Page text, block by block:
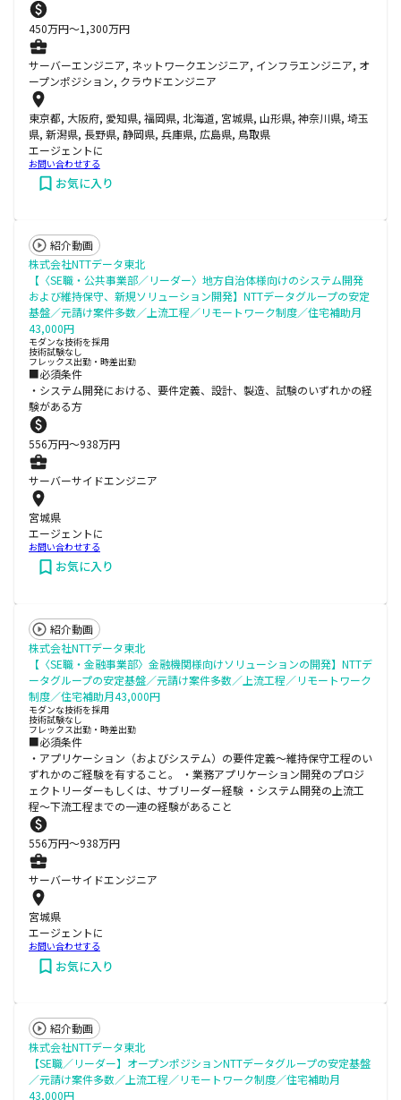
450万円〜1,300万円
サーバーエンジニア, ネットワークエンジニア, インフラエンジニア, オ
ープンポジション, クラウドエンジニア
東京都, 大阪府, 愛知県, 福岡県, 北海道, 宮城県, 山形県, 神奈川県, 埼玉
県, 新潟県, 長野県, 静岡県, 兵庫県, 広島県, 鳥取県
エージェントに
お問い合わせする
お気に入り
紹介動画
株式会社NTTデータ東北
【〈SE職・公共事業部／リーダー〉地方自治体様向けのシステム開発
および維持保守、新規ソリューション開発】NTTデータグループの安定
基盤／元請け案件多数／上流工程／リモートワーク制度／住宅補助月
43,000円
モダンな技術を採用
技術試験なし
フレックス出勤・時差出勤
■必須条件
・システム開発における、要件定義、設計、製造、試験のいずれかの経
験がある方
556万円〜938万円
サーバーサイドエンジニア
宮城県
エージェントに
お問い合わせする
お気に入り
紹介動画
株式会社NTTデータ東北
【〈SE職・金融事業部〉金融機関様向けソリューションの開発】NTTデ
ータグループの安定基盤／元請け案件多数／上流工程／リモートワーク
制度／住宅補助月43,000円
モダンな技術を採用
技術試験なし
フレックス出勤・時差出勤
■必須条件
・アプリケーション（およびシステム）の要件定義～維持保守工程のい
ずれかのご経験を有すること。 ・業務アプリケーション開発のプロジ
ェクトリーダーもしくは、サブリーダー経験 ・システム開発の上流工
程～下流工程までの一連の経験があること
556万円〜938万円
サーバーサイドエンジニア
宮城県
エージェントに
お問い合わせする
お気に入り
紹介動画
株式会社NTTデータ東北
【SE職／リーダー】オープンポジションNTTデータグループの安定基盤
／元請け案件多数／上流工程／リモートワーク制度／住宅補助月
43,000円